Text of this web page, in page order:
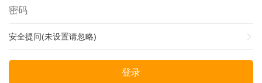
安全提问(未设置请忽略)
登录